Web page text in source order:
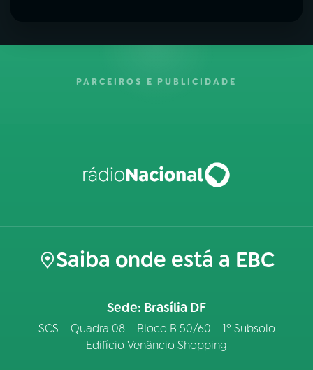
PARCEIROS E PUBLICIDADE
Saiba onde está a EBC
Sede: Brasília DF
SCS – Quadra 08 – Bloco B 50/60 – 1º Subsolo
Edifício Venâncio Shopping